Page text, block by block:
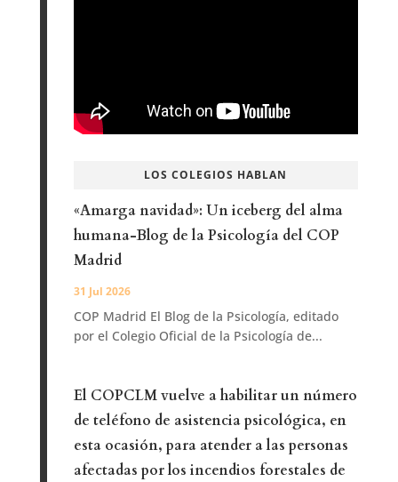
LOS COLEGIOS HABLAN
«Amarga navidad»: Un iceberg del alma
humana-Blog de la Psicología del COP
Madrid
31 Jul 2026
COP Madrid El Blog de la Psicología, editado
por el Colegio Oficial de la Psicología de...
El COPCLM vuelve a habilitar un número
de teléfono de asistencia psicológica, en
esta ocasión, para atender a las personas
afectadas por los incendios forestales de